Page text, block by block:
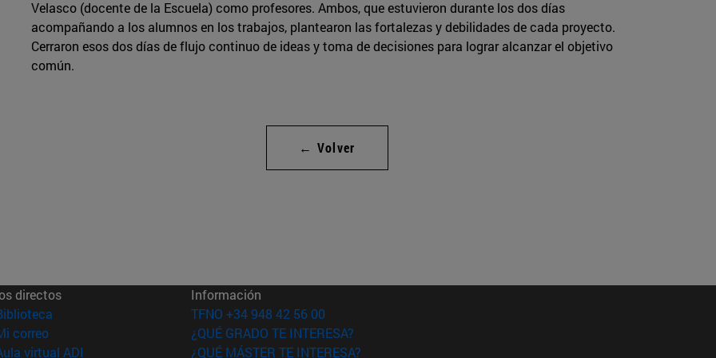
Velasco (docente de la Escuela) como profesores. Ambos, que estuvieron durante los dos días
acompañando a los alumnos en los trabajos, plantearon las fortalezas y debilidades de cada proyecto.
Cerraron esos dos días de flujo continuo de ideas y toma de decisiones para lograr alcanzar el objetivo
común.
← Volver
directos
(abre en nueva ventana)
correo(abre en nueva ventana)
virtual ADI (abre en nueva ventana)
Información
TFNO +34 948 42 56 00
¿QUÉ GRADO TE INTERESA?
¿QUÉ MÁSTER TE INTERESA?